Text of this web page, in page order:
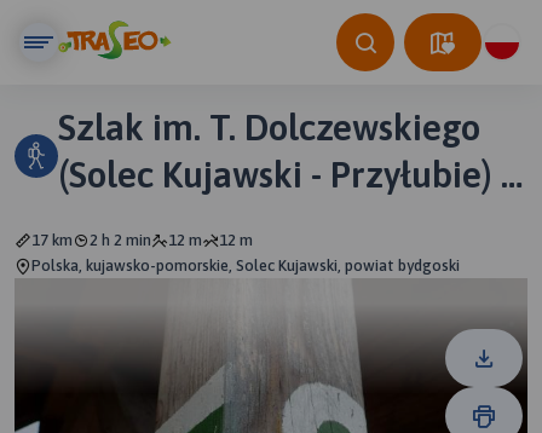
Szlak im. T. Dolczewskiego
(Solec Kujawski - Przyłubie) -
17 km 2 h 2 min 12 m
12 m
Polska, kujawsko-pomorskie, Solec Kujawski, powiat bydgoski